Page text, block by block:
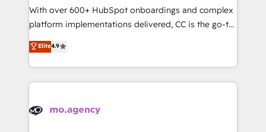
the CRM platform into your digital ecosystem. Would
you like support in deploying your inbound
to your needs and sales objectives. With 125+
certifications, we are part of the most certified
services are offered in both English & French.
With over 600+ HubSpot onboardings and complex
platform implementations delivered, CC is the go-to
Elite Solutions Partner for businesses ready to
migrate, replatform, and scale smarter. We specialize
in high-impact CRM and CMS migrations and
onboarding from platforms like Salesforce, NetSuite,
WordPress and legacy CRMs, turning fragmented
Elite4.9